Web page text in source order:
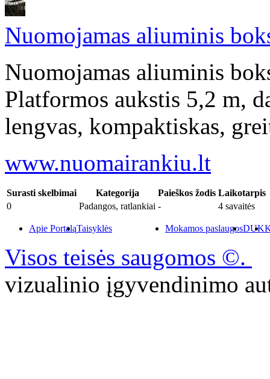
Nuomojamas aliuminis
Nuomojamas aliuminis
Platformos aukstis 5,2 m,
lengvas, kompaktiskas,
www.nuomairankiu.lt
Surasti skelbimai Kategorija Paieškos žodis Laikotarpis
0
Padangos, ratlankiai - 4 savaitės
Apie PortaląTaisyklės Mokamos paslaugosDUK
Visos teisės saugomos ©.
vizualinio įgyvendinimo